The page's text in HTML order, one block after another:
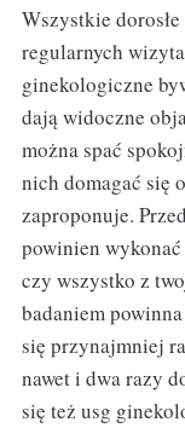
Wszystkie
regularnych
ginekologiczne
dają widoczne
można spać
nich domagać się
zaproponuje.
powinien
czy wszystko z
badaniem
się przynajmniej
nawet i dwa razy
się też usg